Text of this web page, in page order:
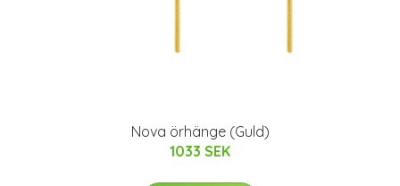
Nova örhänge (Guld)
1033 SEK